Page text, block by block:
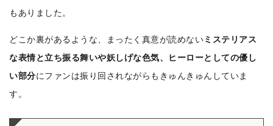
もありました。
どこか裏があるような、まったく真意が読めないミステリアス
な表情と立ち振る舞いや妖しげな色気、ヒーローとしての優し
い部分にファンは振り回されながらもきゅんきゅんしていま
す。